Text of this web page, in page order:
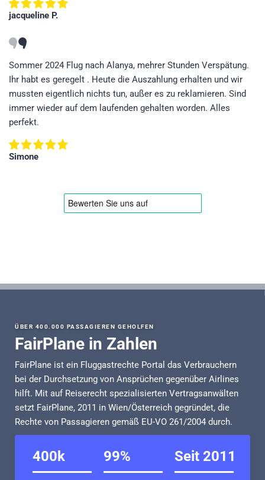
jacqueline P.
Sommer 2024 Flug nach Alanya, mehrer Stunden Verspätung.
Ihr habt es geregelt . Heute die Auszahlung erhalten und wir
mussten eigentlich nichts tun, außer es zu reklamieren. Sind
immer wieder auf dem laufenden gehalten worden. Alles
perfekt.
Simone
ÜBER 400.000 PASSAGIEREN GEHOLFEN
FairPlane in Zahlen
FairPlane ist ein Fluggastrechte Portal das Verbrauchern
bei der Durchsetzung von Ansprüchen gegenüber Airlines
hilft. Mit auf Reiserecht spezialisierten Vertragsanwälten
setzt FairPlane, 2011 in Wien/Österreich gegründet, die
Rechte von Passagieren gemäß EU-VO 261/2004 durch.
400k 99% Seit 2011